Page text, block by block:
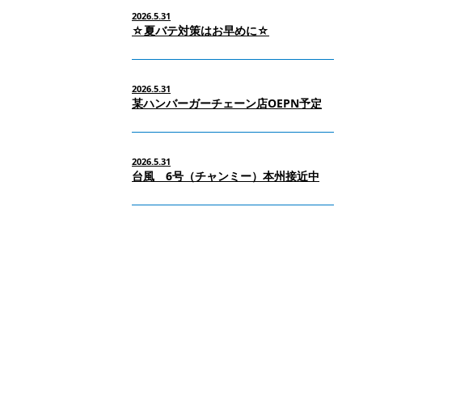
2026.5.31
☆夏バテ対策はお早めに☆
2026.5.31
某ハンバーガーチェーン店OEPN予定
2026.5.31
台風 6号（チャンミー）本州接近中